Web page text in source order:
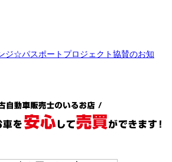
ジ☆パスポートプロジェクト協賛のお知